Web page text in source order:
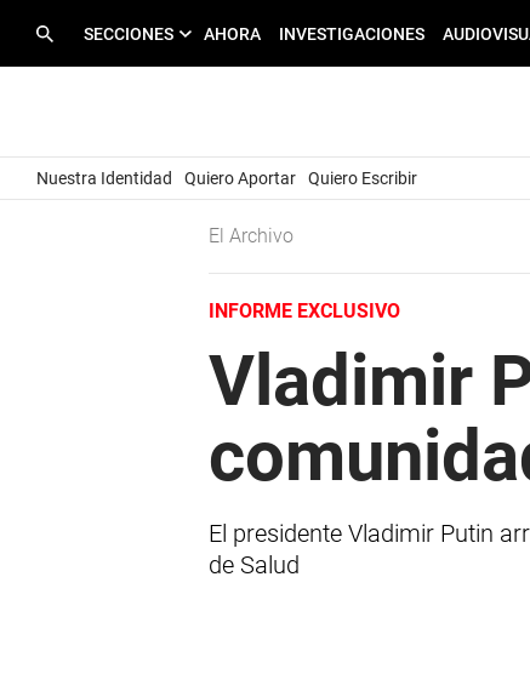
SECCIONES AHORA INVESTIGACIONES
Nuestra Identidad Quiero Aportar Quiero Escribir
El Archivo
INFORME EXCLUSIVO
Vladimir
El presidente Vladimir Putin
de Salud